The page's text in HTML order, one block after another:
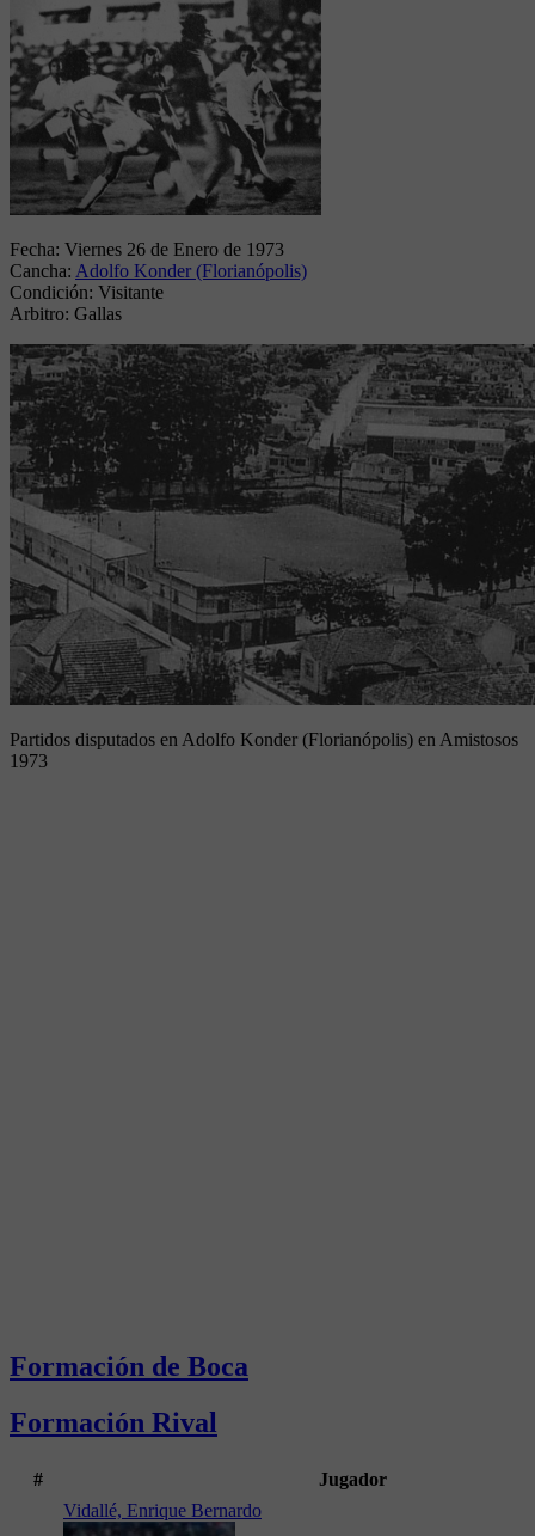
Fecha: Viernes 26 de Enero de 1973
Cancha: Adolfo Konder (Florianópolis)
Condición: Visitante
Arbitro: Gallas
Partidos disputados en Adolfo Konder (Florianópolis) en Amistosos
1973
Formación de Boca
Formación Rival
#
Jugador
Vidallé, Enrique Bernardo